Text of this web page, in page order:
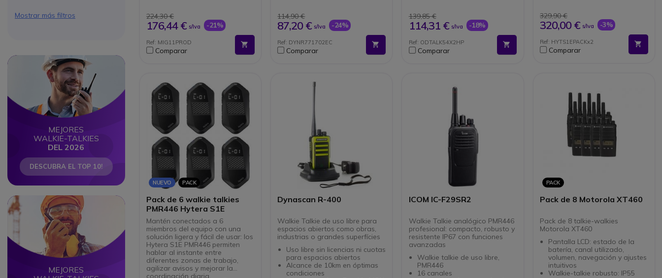
224,30 €
176,44 € s/Iva -21%
Ref: MIG11PROD
Comparar
sencillo.
Auricular gancho/contorno de
oreja.
Micrófono "Push to Talk"
Accesorio exclusivo para la
gama Kenwood
114,90 €
87,20 € s/Iva -24%
Ref: DYNR771702EC
Comparar
integrados
Batería Li-ion de larga
duración 1800 mAh
Conexiones: USB-C (carga) +
jack de 2,5 mm de 1 pin
IP54: resistente al polvo y a las
Dos micrófonos de solapa
JD500 MT incluidos
139,85 €
114,31 € s/Iva -18%
Ref: ODTALK54X2HP
Comparar
Comunicación PMR446 sin
licencia
Reducción activa del ruido
mediante IA: comunicaciones
claras incluso en zonas
concurridas
329,90 €
320,00 € s/Iva -3%
Ref: HYTS1EPACKx2
Comparar
NUEVO PACK
Pack de 6 walkie talkies
PMR446 Hytera S1E
Mantén conectados a 6
miembros del equipo con una
solución ligera y fácil de usar: los
Hytera S1E PMR446 permiten
hablar al instante entre
diferentes zonas de trabajo,
agilizar avisos y mejorar la
coordinación diaria.
Dynascan R-400
Walkie Talkie de uso libre para
espacios abiertos como obras,
industrias o grandes superfícies
Uso libre sin licencias ni cuotas
para espacios abiertos
Alcance de 10km en óptimas
condiciones
ICOM IC-F29SR2
Walkie Talkie analógico PMR446
profesional: compacto, robusto y
resistente IP67 con funciones
avanzadas
Walkie talkie de uso libre,
PMR446
16 canales
PACK
Pack de 8 Motorola XT460
Pack de 8 talkie-walkies
Motorola XT460
Pantalla LCD: estado de la
batería, canal utilizado,
volumen, navegación y ajustes
intuitivos
Walkie-talkie robusto: IP55
Mostrar más filtros
Circle
Circle
MEJORES
WALKIE-TALKIES
DEL 2026
DESCUBRA EL TOP 10!
Circle
Circle
MEJORES